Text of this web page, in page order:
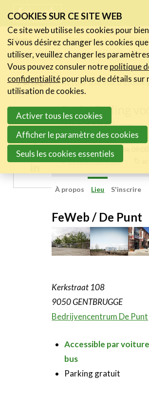
links
Jump
to
navigation
Jump
main
content
FR NL
Home Lieu de l’événement Social Selling
Partager
Share
on
Twitter
Share
on
Retour à la vue
Social Selling
webbedrijven
jeudi 31 mai 2018 de 09:00
FeWeb / De Punt
À propos Lieu S'inscrire
FeWeb / De Punt
Kerkstraat 108
9050 GENTBRUGGE
Bedrijvencentrum De Punt
Accessible par
bus
Parking gratuit
Actualités
Activités
Cases Gallery
Le Toolbox
Annuaire
A propos
Become a
COOKIES SUR CE SITE WEB
Ce site web utilise les cookies pour
Si vous désirez changer les cookies
utiliser, veuillez changer les
Vous pouvez consuler notrepolitique
confidentialitépour plus de détails sur
utilisation de cookies.
Activer tous les cookies
Afficher le paramètre des cookies
Seuls les cookies essentiels